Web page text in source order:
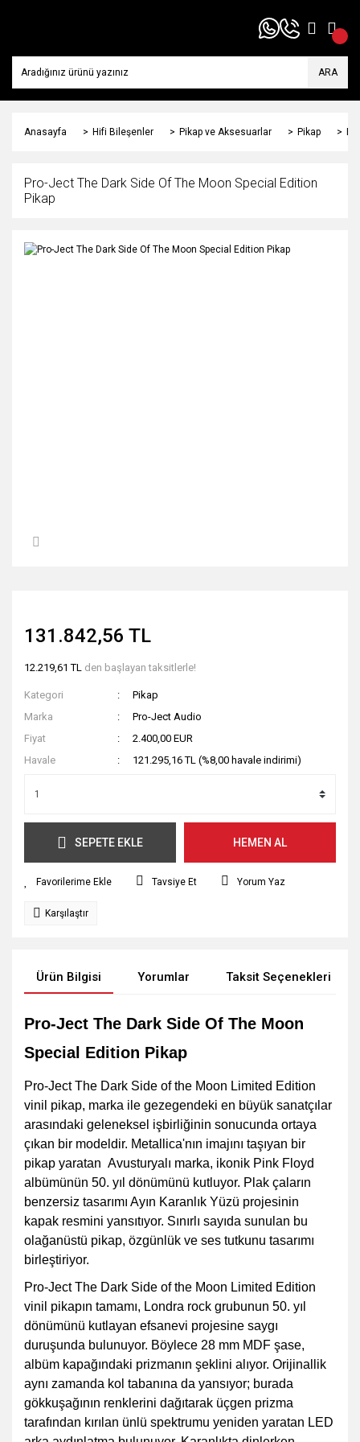
ARA
Anasayfa Hifi Bileşenler Pikap ve Aksesuarlar Pikap
Pro-Ject The Dark Side Of The Moon Special Edition
Pikap
131.842,56 TL
12.219,61 TL den başlayan taksitlerle!
Kategori
Pikap
Marka
Pro-Ject Audio
Fiyat
2.400,00 EUR
Havale
121.295,16 TL (%8,00 havale indirimi)
SEPETE EKLE HEMEN AL
Tavsiye Et Yorum Yaz
Karşılaştır
Ürün Bilgisi Yorumlar Taksit Seçenekleri
Pro-Ject The Dark Side Of The Moon
Special Edition Pikap
Pro-Ject The Dark Side of the Moon Limited Edition
vinil pikap, marka ile gezegendeki en büyük sanatçılar
arasındaki geleneksel işbirliğinin sonucunda ortaya
çıkan bir modeldir. Metallica'nın imajını taşıyan bir
pikap yaratan Avusturyalı marka, ikonik Pink Floyd
albümünün 50. yıl dönümünü kutluyor. Plak çaların
benzersiz tasarımı Ayın Karanlık Yüzü projesinin
kapak resmini yansıtıyor. Sınırlı sayıda sunulan bu
olağanüstü pikap, özgünlük ve ses tutkunu tasarımı
birleştiriyor.
Pro-Ject The Dark Side of the Moon Limited Edition
vinil pikapın tamamı, Londra rock grubunun 50. yıl
dönümünü kutlayan efsanevi projesine saygı
duruşunda bulunuyor. Böylece 28 mm MDF şase,
albüm kapağındaki prizmanın şeklini alıyor. Orijinallik
aynı zamanda kol tabanına da yansıyor; burada
gökkuşağının renklerini dağıtarak üçgen prizma
tarafından kırılan ünlü spektrumu yeniden yaratan LED